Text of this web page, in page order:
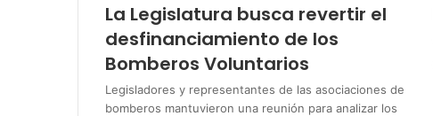
La Legislatura busca revertir el
desfinanciamiento de los
Bomberos Voluntarios
Legisladores y representantes de las asociaciones de
bomberos mantuvieron una reunión para analizar los